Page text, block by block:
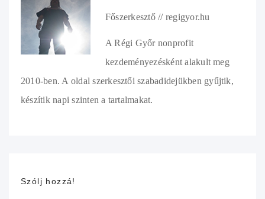
Főszerkesztő // regigyor.hu
A Régi Győr nonprofit
kezdeményezésként alakult meg
2010-ben. A oldal szerkesztői szabadidejükben gyűjtik,
készítik napi szinten a tartalmakat.
Szólj hozzá!